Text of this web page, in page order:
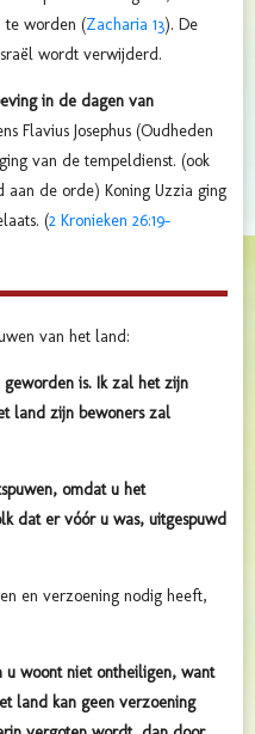
te worden (Zacharia 13). De
wordt verwijderd.
in de dagen van
Flavius Josephus (Oudheden
van de tempeldienst. (ook
de orde) Koning Uzzia ging
(2 Kronieken 26:19-
van het land:
is. Ik zal het zijn
land zijn bewoners zal
omdat u het
dat er vóór u was, uitgespuwd
en verzoening nodig heeft,
u woont niet ontheiligen, want
land kan geen verzoening